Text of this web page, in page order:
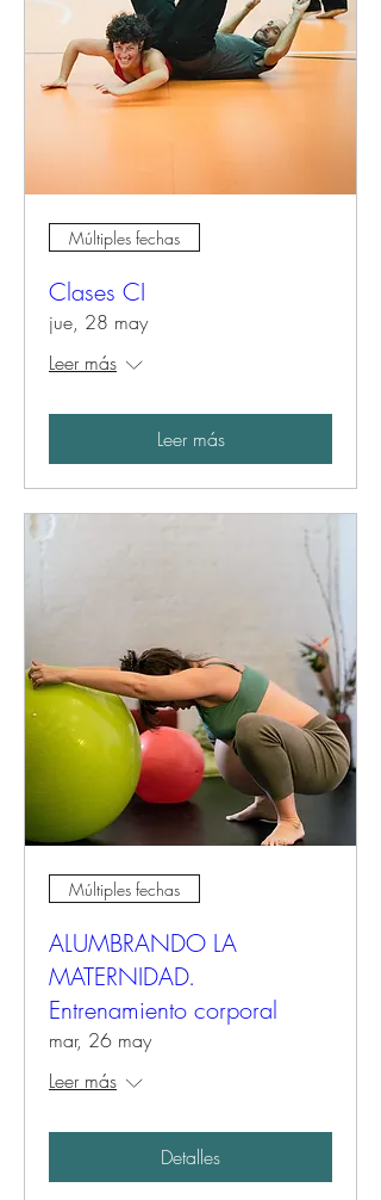
Múltiples fechas
Clases CI
jue, 28 may
Leer más
Leer más
Múltiples fechas
ALUMBRANDO LA
MATERNIDAD.
Entrenamiento corporal
mar, 26 may
Leer más
Detalles